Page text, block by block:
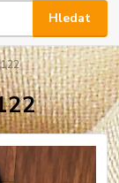
Hledat